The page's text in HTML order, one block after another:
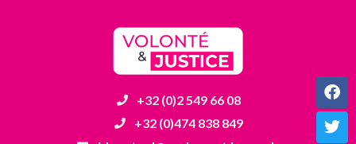
+32 (0)2 549 66 08
+32 (0)474 838 849